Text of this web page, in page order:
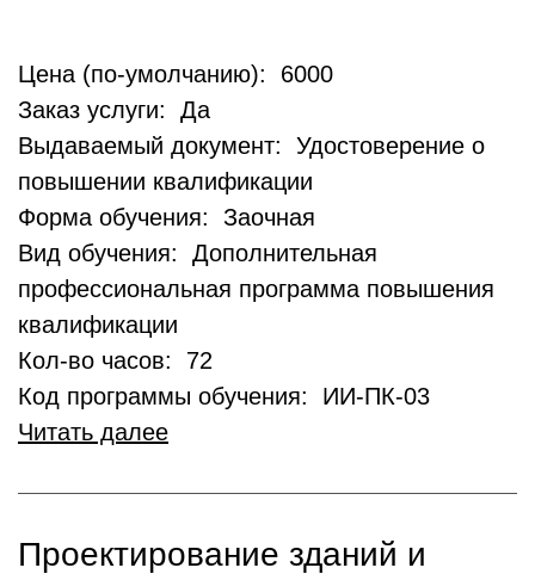
Цена (по-умолчанию): 6000
Заказ услуги: Да
Выдаваемый документ: Удостоверение о
повышении квалификации
Форма обучения: Заочная
Вид обучения: Дополнительная
профессиональная программа повышения
квалификации
Кол-во часов: 72
Код программы обучения: ИИ-ПК-03
Читать далее
Проектирование зданий и